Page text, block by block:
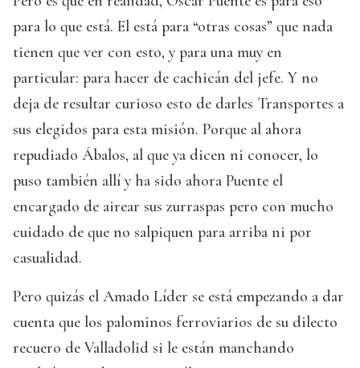
para lo que está. El está para “otras cosas” que nada
tienen que ver con esto, y para una muy en
particular: para hacer de cachicán del jefe. Y no
deja de resultar curioso esto de darles Transportes a
sus elegidos para esta misión. Porque al ahora
repudiado Ábalos, al que ya dicen ni conocer, lo
puso también allí y ha sido ahora Puente el
encargado de airear sus zurraspas pero con mucho
cuidado de que no salpiquen para arriba ni por
casualidad.
Pero quizás el Amado Líder se está empezando a dar
cuenta que los palominos ferroviarios de su dilecto
recuero de Valladolid si le están manchando